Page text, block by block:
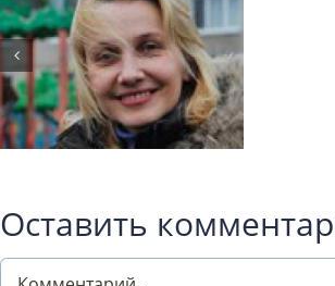
Ну
вот,
свершилось…
Оставить
Comment